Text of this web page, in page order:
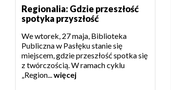
Regionalia: Gdzie przeszłość
spotyka przyszłość
We wtorek, 27 maja, Biblioteka
Publiczna w Pasłęku stanie się
miejscem, gdzie przeszłość spotka się
z twórczością. W ramach cyklu
„Region...więcej